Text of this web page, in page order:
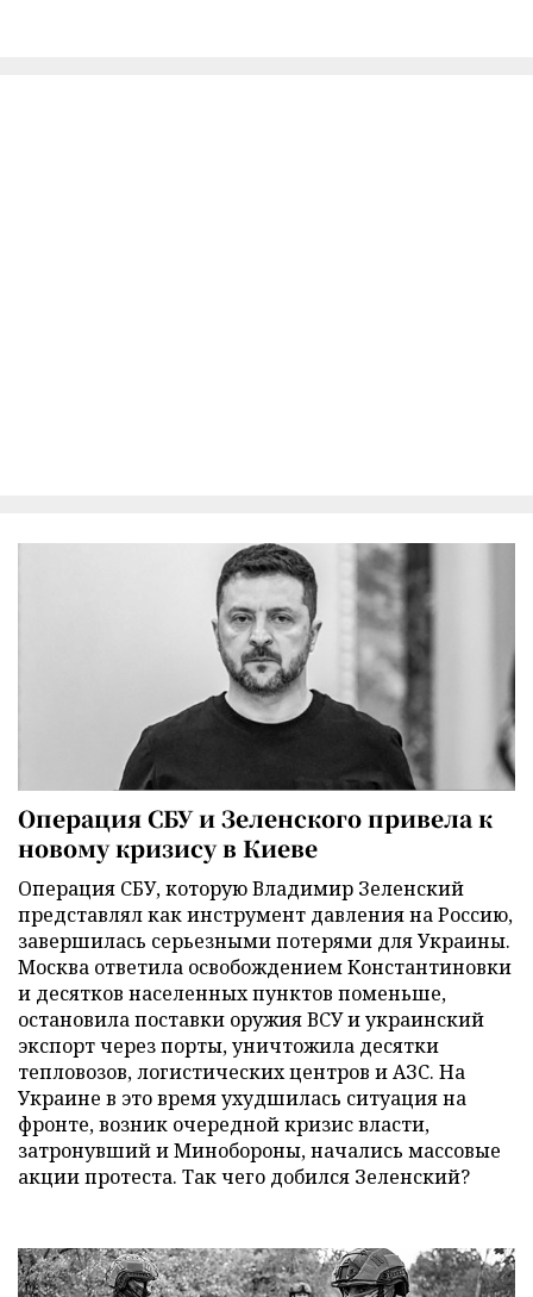
Операция СБУ и Зеленского привела к
новому кризису в Киеве
Операция СБУ, которую Владимир Зеленский
представлял как инструмент давления на Россию,
завершилась серьезными потерями для Украины.
Москва ответила освобождением Константиновки
и десятков населенных пунктов поменьше,
остановила поставки оружия ВСУ и украинский
экспорт через порты, уничтожила десятки
тепловозов, логистических центров и АЗС. На
Украине в это время ухудшилась ситуация на
фронте, возник очередной кризис власти,
затронувший и Минобороны, начались массовые
акции протеста. Так чего добился Зеленский?